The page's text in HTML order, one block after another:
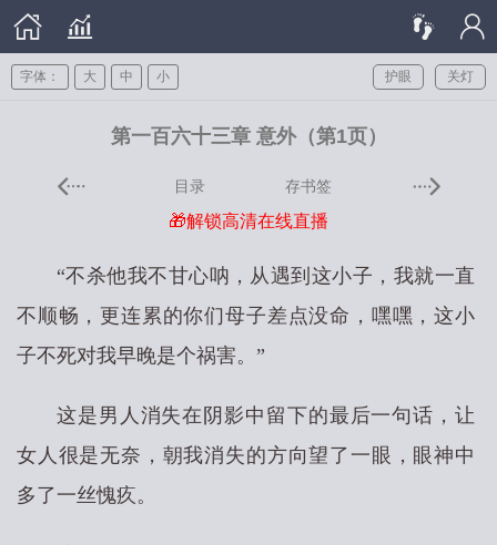
关灯
护眼
字体： 大 中 小
第一百六十三章 意外（第1页）
目录 存书签
🎁解锁高清在线直播
“不杀他我不甘心呐，从遇到这小子，我就一直
不顺畅，更连累的你们母子差点没命，嘿嘿，这小
子不死对我早晚是个祸害。”
这是男人消失在阴影中留下的最后一句话，让
女人很是无奈，朝我消失的方向望了一眼，眼神中
多了一丝愧疚。